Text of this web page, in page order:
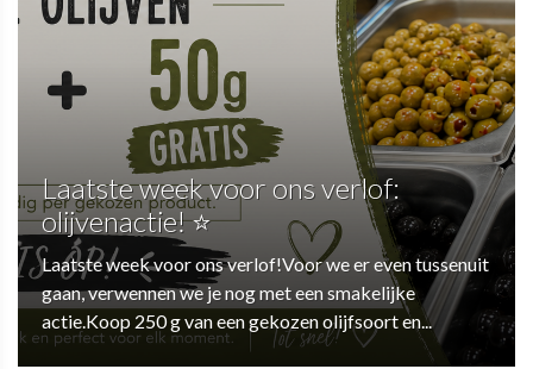
Laatste week voor ons verlof:
olijvenactie! ⭐
Laatste week voor ons verlof!Voor we er even tussenuit
gaan, verwennen we je nog met een smakelijke
actie.Koop 250 g van een gekozen olijfsoort en...